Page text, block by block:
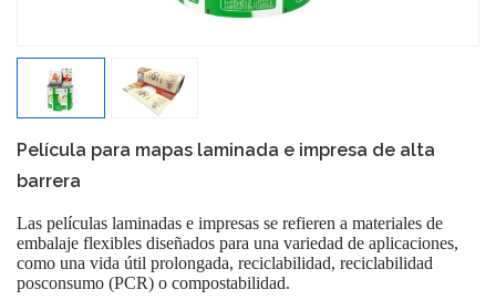
Película para mapas laminada e impresa de alta
barrera
Las películas laminadas e impresas se refieren a materiales de
embalaje flexibles diseñados para una variedad de aplicaciones,
como una vida útil prolongada, reciclabilidad, reciclabilidad
posconsumo (PCR) o compostabilidad.